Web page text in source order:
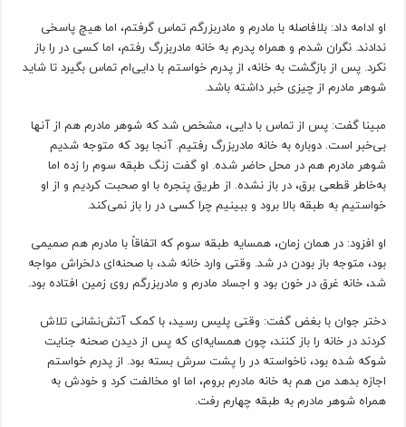
او ادامه داد: بلافاصله با مادرم و مادربزرگم تماس گرفتم، اما هیچ پاسخی
ندادند. نگران شدم و همراه پدرم به خانه مادربزرگ رفتم، اما کسی در را باز
نکرد. پس از بازگشت به خانه، از پدرم خواستم با دایی‌ام تماس بگیرد تا شاید
شوهر مادرم از چیزی خبر داشته باشد.
مبینا گفت: پس از تماس با دایی، مشخص شد که شوهر مادرم هم از آنها
بی‌خبر است. دوباره به خانه مادربزرگ رفتیم. آنجا بود که متوجه شدیم
شوهر مادرم هم در محل حاضر شده. او گفت زنگ طبقه سوم را زده اما
به‌خاطر قطعی برق، در باز نشده. از طریق پنجره با او صحبت کردیم و از او
خواستیم به طبقه بالا برود و ببینیم چرا کسی در را باز نمی‌کند.
او افزود: در همان زمان، همسایه طبقه سوم که اتفاقاً با مادرم هم صمیمی
بود، متوجه باز بودن در شد. وقتی وارد خانه شد، با صحنه‌ای دلخراش مواجه
شد، خانه غرق در خون بود و اجساد مادرم و مادربزرگم روی زمین افتاده بود.
دختر جوان با بغض گفت: وقتی پلیس رسید، با کمک آتش‌نشانی تلاش
کردند در خانه را باز کنند، چون همسایه‌ای که پس از دیدن صحنه جنایت
شوکه شده بود، ناخواسته در را پشت سرش بسته بود. از پدرم خواستم
اجازه بدهد من هم به خانه مادرم بروم، اما او مخالفت کرد و خودش به
همراه شوهر مادرم به طبقه چهارم رفت.